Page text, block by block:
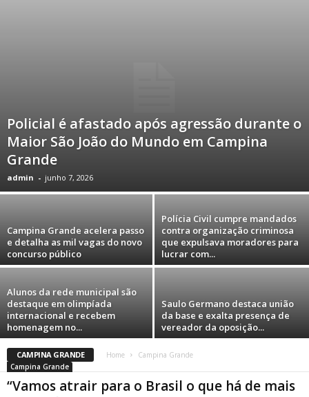
Policial é afastado após agressão durante o
Maior São João do Mundo em Campina
Grande
admin - junho 7, 2026
Campina Grande acelera passo
e detalha as mil vagas do novo
concurso público
Polícia Civil cumpre mandados
contra organização criminosa
que expulsava moradores para
lucrar com...
Alunos da rede municipal são
destaque em olimpíada
internacional e recebem
homenagem no...
Saulo Germano destaca união
da base e exalta presença de
vereador da oposição...
CAMPINA GRANDE Home
Campina Grande
Campina Grande
“Vamos atrair para o Brasil o que há de mais